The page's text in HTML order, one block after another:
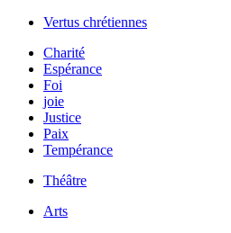
Vertus chrétiennes
Charité
Espérance
Foi
joie
Justice
Paix
Tempérance
Théâtre
Arts